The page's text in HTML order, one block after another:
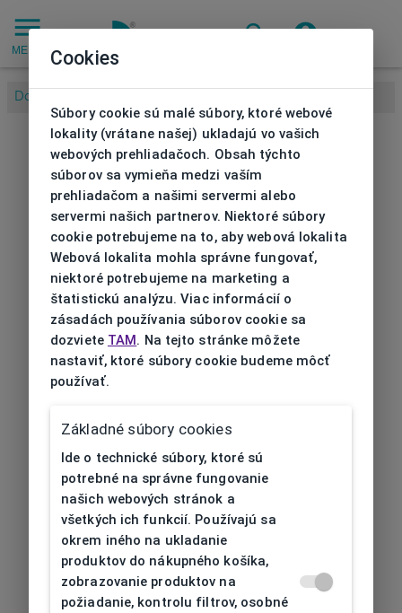
MENU
Domov
Cookies
Súbory cookie sú malé súbory, ktoré webové
lokality (vrátane našej) ukladajú vo vašich
webových prehliadačoch. Obsah týchto
súborov sa vymieňa medzi vaším
prehliadačom a našimi servermi alebo
servermi našich partnerov. Niektoré súbory
cookie potrebujeme na to, aby webová lokalita
Webová lokalita mohla správne fungovať,
niektoré potrebujeme na marketing a
štatistickú analýzu. Viac informácií o
zásadách používania súborov cookie sa
dozviete TAM. Na tejto stránke môžete
nastaviť, ktoré súbory cookie budeme môcť
používať.
Základné súbory cookies
Ide o technické súbory, ktoré sú
potrebné na správne fungovanie
našich webových stránok a
všetkých ich funkcií. Používajú sa
okrem iného na ukladanie
produktov do nákupného košíka,
zobrazovanie produktov na
požiadanie, kontrolu filtrov, osobné